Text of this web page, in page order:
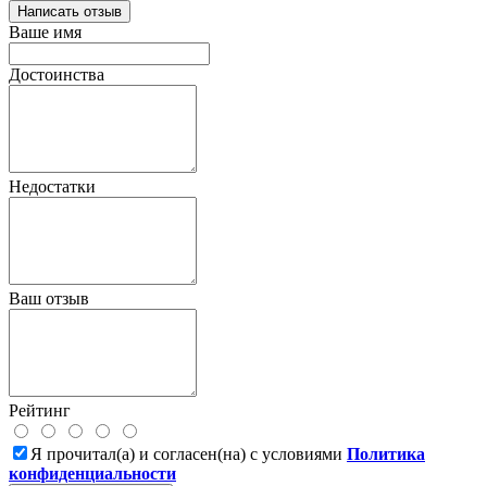
Написать отзыв
Ваше имя
Достоинства
Недостатки
Ваш отзыв
Рейтинг
Я прочитал(а) и согласен(на) с условиями Политика
конфиденциальности